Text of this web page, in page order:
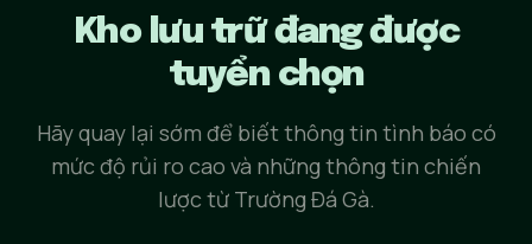
Kho lưu trữ đang được
tuyển chọn
Hãy quay lại sớm để biết thông tin tình báo có
mức độ rủi ro cao và những thông tin chiến
lược từ Trường Đá Gà.